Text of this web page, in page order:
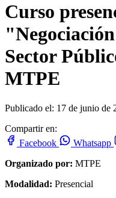
Curso
Sector
MTPE
Publicado el: 17 de junio de
Compartir en:
Facebook
Whatsapp
Organizado por: MTPE
Modalidad: Presencial